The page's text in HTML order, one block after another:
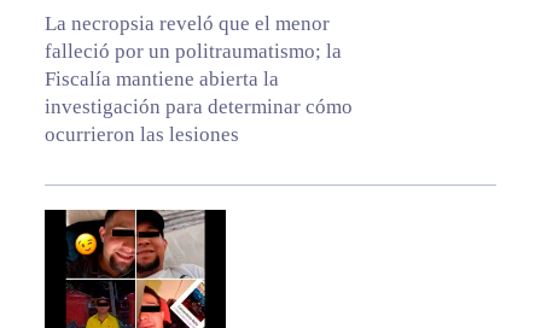
La necropsia reveló que el menor
falleció por un politraumatismo; la
Fiscalía mantiene abierta la
investigación para determinar cómo
ocurrieron las lesiones